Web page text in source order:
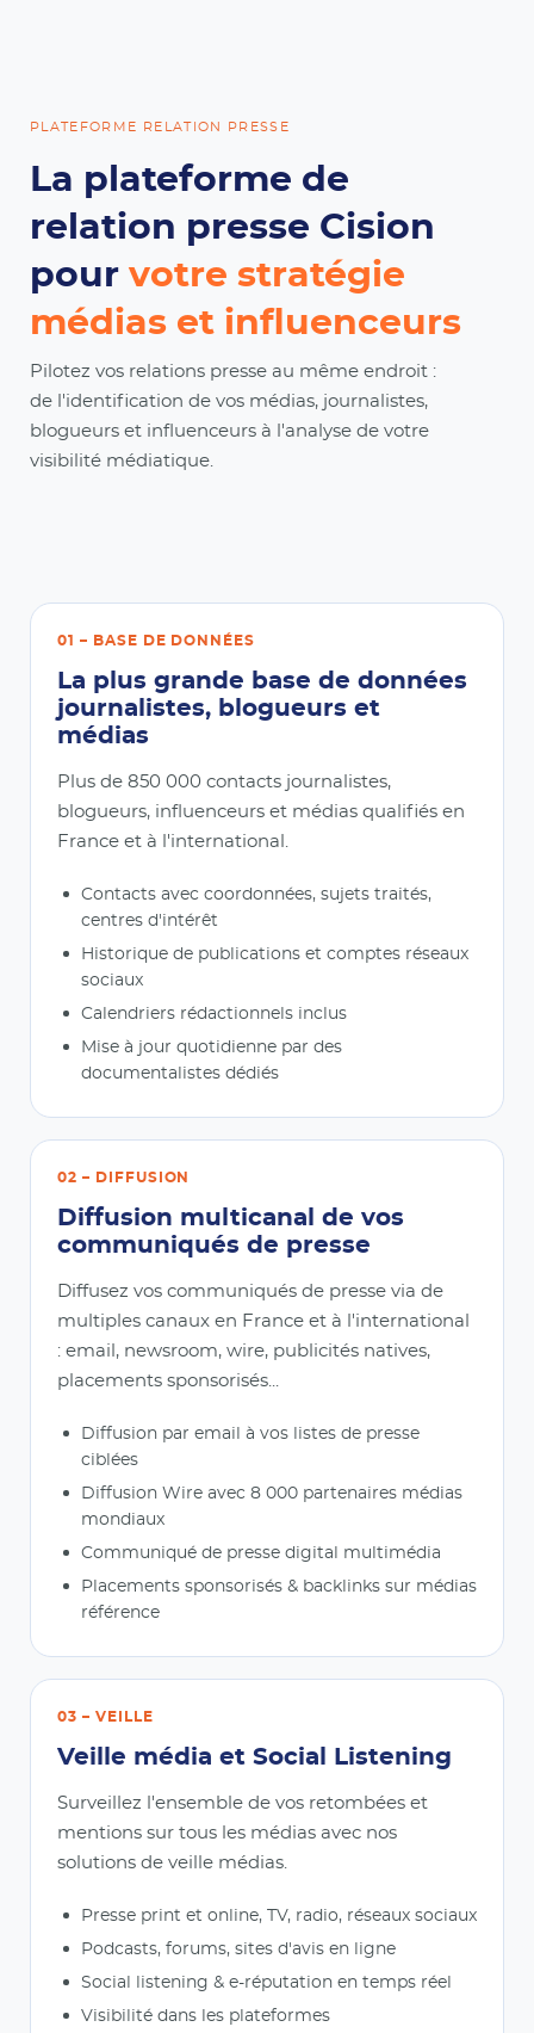
PLATEFORME RELATION PRESSE
La plateforme de
relation presse Cision
pour votre stratégie
médias et influenceurs
Pilotez vos relations presse au même endroit :
de l'identification de vos médias, journalistes,
blogueurs et influenceurs à l'analyse de votre
visibilité médiatique.
01 – BASE DE DONNÉES
La plus grande base de données
journalistes, blogueurs et
médias
Plus de 850 000 contacts journalistes,
blogueurs, influenceurs et médias qualifiés en
France et à l'international.
Contacts avec coordonnées, sujets traités,
centres d'intérêt
Historique de publications et comptes réseaux
sociaux
Calendriers rédactionnels inclus
Mise à jour quotidienne par des
documentalistes dédiés
02 – DIFFUSION
Diffusion multicanal de vos
communiqués de presse
Diffusez vos communiqués de presse via de
multiples canaux en France et à l'international
: email, newsroom, wire, publicités natives,
placements sponsorisés...
Diffusion par email à vos listes de presse
ciblées
Diffusion Wire avec 8 000 partenaires médias
mondiaux
Communiqué de presse digital multimédia
Placements sponsorisés & backlinks sur médias
référence
03 – VEILLE
Veille média et Social Listening
Surveillez l'ensemble de vos retombées et
mentions sur tous les médias avec nos
solutions de veille médias.
Presse print et online, TV, radio, réseaux sociaux
Podcasts, forums, sites d'avis en ligne
Social listening & e-réputation en temps réel
Visibilité dans les plateformes